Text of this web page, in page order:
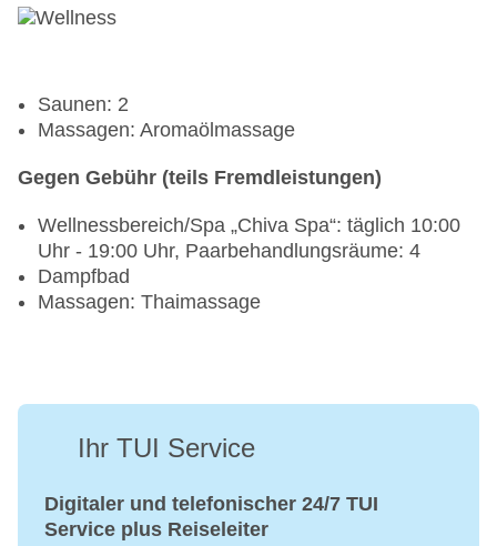
Saunen: 2
Massagen: Aromaölmassage
Gegen Gebühr (teils Fremdleistungen)
Wellnessbereich/Spa „Chiva Spa“: täglich 10:00
Uhr - 19:00 Uhr, Paarbehandlungsräume: 4
Dampfbad
Massagen: Thaimassage
Ihr TUI Service
Digitaler und telefonischer 24/7 TUI
Service plus Reiseleiter